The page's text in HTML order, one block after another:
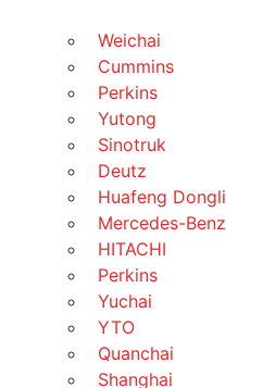
Weichai
Cummins
Perkins
Yutong
Sinotruk
Deutz
Huafeng Dongli
Mercedes-Benz
HITACHI
Perkins
Yuchai
YTO
Quanchai
Shanghai